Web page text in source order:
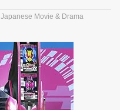
Japanese Movie & Drama